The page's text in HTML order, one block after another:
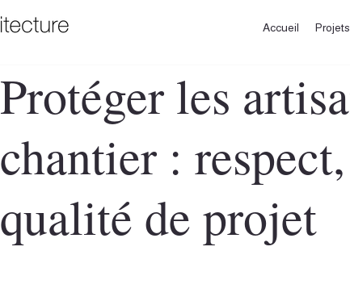
Accueil Projets
Protéger les
chantier :
qualité de projet